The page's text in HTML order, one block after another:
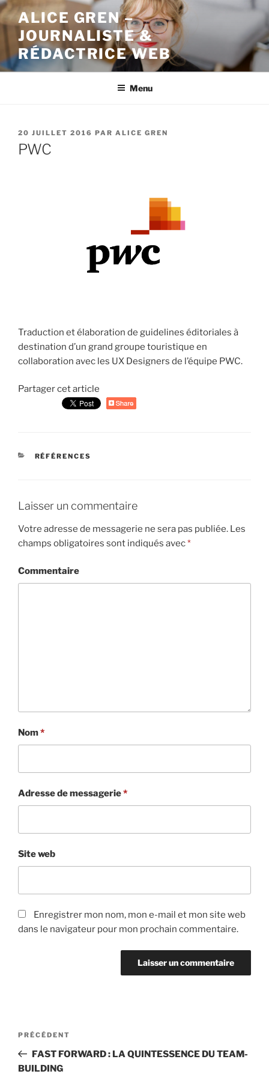
Aller
au
contenu
principal
ALICE GREN –
JOURNALISTE &
RÉDACTRICE WEB
Menu
PUBLIÉ
LE
20 JUILLET 2016 PAR ALICE GREN
PWC
Traduction et élaboration de guidelines éditoriales à
destination d’un grand groupe touristique en
collaboration avec les UX Designers de l’équipe PWC.
Partager cet article
CATÉGORIES
RÉFÉRENCES
Laisser un commentaire
Votre adresse de messagerie ne sera pas publiée. Les
champs obligatoires sont indiqués avec*
Commentaire
Nom*
Adresse de messagerie*
Site web
Enregistrer mon nom, mon e-mail et mon site web
dans le navigateur pour mon prochain commentaire.
Navigation
l’article
Article
précédent
PRÉCÉDENT
FAST FORWARD : LA QUINTESSENCE DU TEAM-
BUILDING